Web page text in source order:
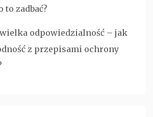
to zadbać?
odpowiedzialność – jak
z przepisami ochrony